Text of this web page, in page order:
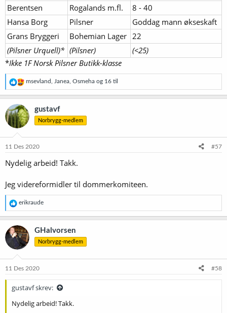
Berentsen
Rogalands m.fl.
8 - 40
Hansa Borg
Pilsner
Goddag mann økseskaft
Grans Bryggeri
Bohemian Lager 22
(Pilsner Urquell)* (Pilsner)
(<25)
*Ikke 1F Norsk Pilsner Butikk-klasse
R
e
a
s
j
n
e
:
msevland Janea Osmeha og 16 til
gustavf
Norbrygg-medlem
11 Des 2020 #57
Nydelig arbeid! Takk.
Jeg videreformidler til dommerkomiteen.
R
e
a
k
s
o
e
erikraude
GHalvorsen
Norbrygg-medlem
11 Des 2020 #58
gustavf skrev:
Nydelig arbeid! Takk.